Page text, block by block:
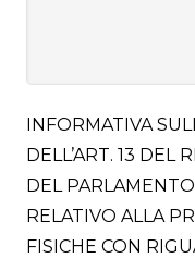
INFORMATIVA
DELL’ART. 13 DEL
DEL
RELATIVO ALLA
FISICHE CON